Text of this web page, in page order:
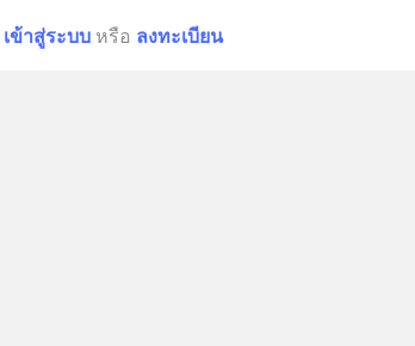
เข้าสู่ระบบ หรือ ลงทะเบียน